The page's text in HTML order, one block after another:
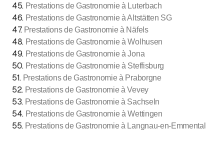
45. Prestations de Gastronomie à Luterbach
46. Prestations de Gastronomie à Altstätten SG
47. Prestations de Gastronomie à Näfels
48. Prestations de Gastronomie à Wolhusen
49. Prestations de Gastronomie à Jona
50. Prestations de Gastronomie à Steffisburg
51. Prestations de Gastronomie à Praborgne
52. Prestations de Gastronomie à Vevey
53. Prestations de Gastronomie à Sachseln
54. Prestations de Gastronomie à Wettingen
55. Prestations de Gastronomie à Langnau-en-Emmental